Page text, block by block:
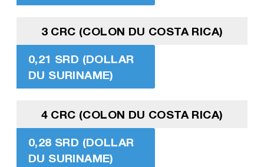
3 CRC (COLON DU COSTA RICA)
0,21 SRD (DOLLAR
DU SURINAME)
4 CRC (COLON DU COSTA RICA)
0,28 SRD (DOLLAR
DU SURINAME)